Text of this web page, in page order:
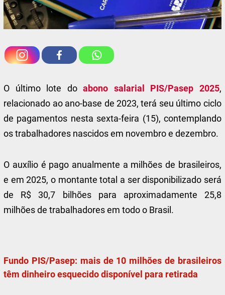
O último lote do abono salarial PIS/Pasep 2025,
relacionado ao ano-base de 2023, terá seu último ciclo
de pagamentos nesta sexta-feira (15), contemplando
os trabalhadores nascidos em novembro e dezembro.
O auxílio é pago anualmente a milhões de brasileiros,
e em 2025, o montante total a ser disponibilizado será
de R$ 30,7 bilhões para aproximadamente 25,8
milhões de trabalhadores em todo o Brasil.
Fundo PIS/Pasep: mais de 10 milhões de brasileiros
têm dinheiro esquecido disponível para retirada